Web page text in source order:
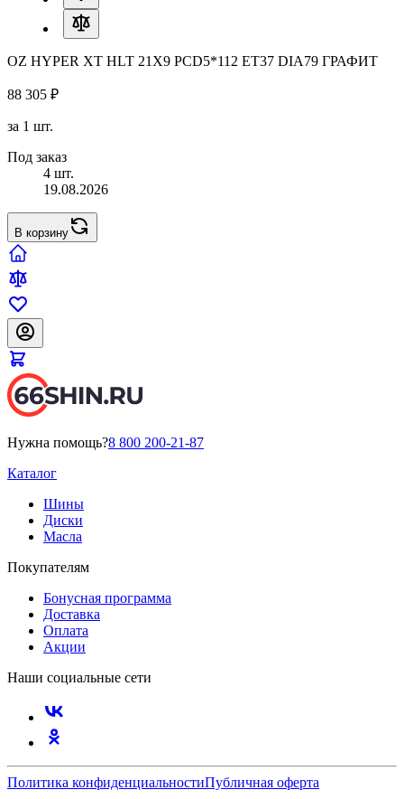
OZ HYPER XT HLT 21X9 PCD5*112 ET37 DIA79 ГРАФИТ
88 305 ₽
за 1 шт.
Под заказ
4 шт.
19.08.2026
В корзину
Нужна помощь?8 800 200-21-87
Каталог
Шины
Диски
Масла
Покупателям
Бонусная программа
Доставка
Оплата
Акции
Наши социальные сети
Политика конфиденциальностиПубличная оферта